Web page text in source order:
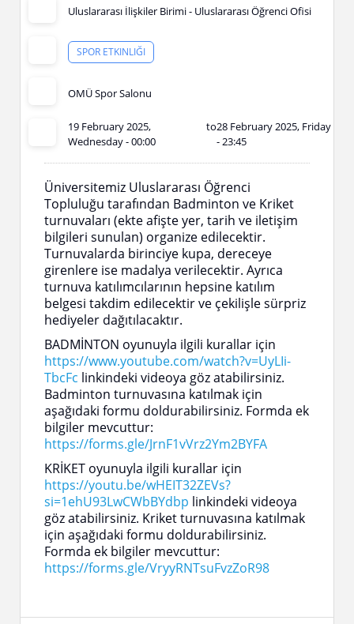
Uluslararası İlişkiler Birimi - Uluslararası Öğrenci Ofisi
SPOR ETKINLIĞI
OMÜ Spor Salonu
19 February 2025,
Wednesday - 00:00
to28 February 2025, Friday
- 23:45
Üniversitemiz Uluslararası Öğrenci
Topluluğu tarafından Badminton ve Kriket
turnuvaları (ekte afişte yer, tarih ve iletişim
bilgileri sunulan) organize edilecektir.
Turnuvalarda birinciye kupa, dereceye
girenlere ise madalya verilecektir. Ayrıca
turnuva katılımcılarının hepsine katılım
belgesi takdim edilecektir ve çekilişle sürpriz
hediyeler dağıtılacaktır.
BADMİNTON oyunuyla ilgili kurallar için
https://www.youtube.com/watch?v=UyLIi-
TbcFc linkindeki videoya göz atabilirsiniz.
Badminton turnuvasına katılmak için
aşağıdaki formu doldurabilirsiniz. Formda ek
bilgiler mevcuttur:
https://forms.gle/JrnF1vVrz2Ym2BYFA
KRİKET oyunuyla ilgili kurallar için
https://youtu.be/wHEIT32ZEVs?
si=1ehU93LwCWbBYdbp linkindeki videoya
göz atabilirsiniz. Kriket turnuvasına katılmak
için aşağıdaki formu doldurabilirsiniz.
Formda ek bilgiler mevcuttur:
https://forms.gle/VryyRNTsuFvzZoR98